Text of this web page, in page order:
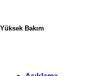
Yüksek Bakım